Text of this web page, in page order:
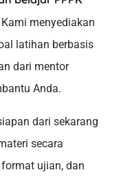
menyediakan
latihan berbasis
dari mentor
Anda.
dari sekarang
secara
ujian, dan